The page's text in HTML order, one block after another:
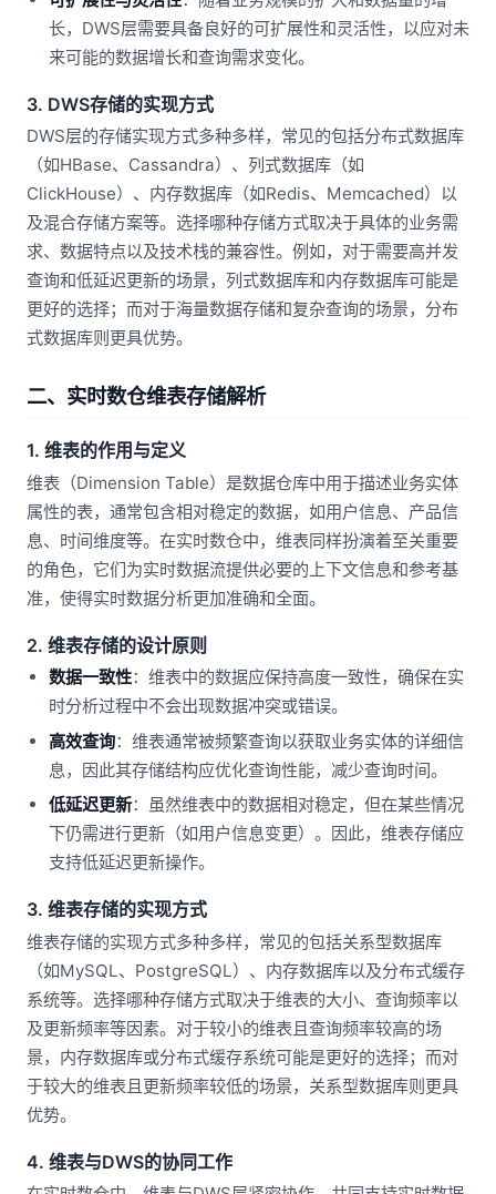
长，DWS层需要具备良好的可扩展性和灵活性，以应对未
来可能的数据增长和查询需求变化。
3. DWS存储的实现方式
DWS层的存储实现方式多种多样，常见的包括分布式数据库
（如HBase、Cassandra）、列式数据库（如
ClickHouse）、内存数据库（如Redis、Memcached）以
及混合存储方案等。选择哪种存储方式取决于具体的业务需
求、数据特点以及技术栈的兼容性。例如，对于需要高并发
查询和低延迟更新的场景，列式数据库和内存数据库可能是
更好的选择；而对于海量数据存储和复杂查询的场景，分布
式数据库则更具优势。
二、实时数仓维表存储解析
1. 维表的作用与定义
维表（Dimension Table）是数据仓库中用于描述业务实体
属性的表，通常包含相对稳定的数据，如用户信息、产品信
息、时间维度等。在实时数仓中，维表同样扮演着至关重要
的角色，它们为实时数据流提供必要的上下文信息和参考基
准，使得实时数据分析更加准确和全面。
2. 维表存储的设计原则
数据一致性：维表中的数据应保持高度一致性，确保在实
时分析过程中不会出现数据冲突或错误。
高效查询：维表通常被频繁查询以获取业务实体的详细信
息，因此其存储结构应优化查询性能，减少查询时间。
低延迟更新：虽然维表中的数据相对稳定，但在某些情况
下仍需进行更新（如用户信息变更）。因此，维表存储应
支持低延迟更新操作。
3. 维表存储的实现方式
维表存储的实现方式多种多样，常见的包括关系型数据库
（如MySQL、PostgreSQL）、内存数据库以及分布式缓存
系统等。选择哪种存储方式取决于维表的大小、查询频率以
及更新频率等因素。对于较小的维表且查询频率较高的场
景，内存数据库或分布式缓存系统可能是更好的选择；而对
于较大的维表且更新频率较低的场景，关系型数据库则更具
优势。
4. 维表与DWS的协同工作